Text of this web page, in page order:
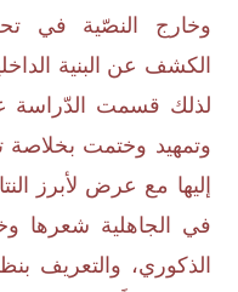
وخارج النصّية في
الكشف عن البنية
لذلك قسمت الدّراسة
وتمهيد وختمت بخلاصة
إليها مع عرض لأبرز
في الجاهلية شعرها
الذكوري، والتعريف